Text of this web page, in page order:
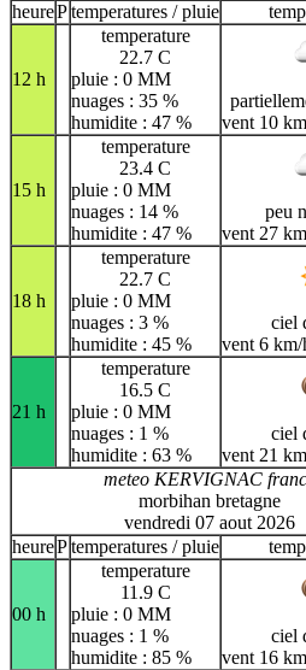
heurePtemperatures / pluie
12 h
temperature
22.7 C
pluie : 0 MM
nuages : 35 %
humidite : 47 %
vent 10
15 h
temperature
23.4 C
pluie : 0 MM
nuages : 14 %
humidite : 47 %
peu
vent 27
18 h
temperature
22.7 C
pluie : 0 MM
nuages : 3 %
humidite : 45 %
ciel
vent 6 km/
21 h
temperature
16.5 C
pluie : 0 MM
nuages : 1 %
humidite : 63 %
ciel
vent 21
meteo KERVIGNAC
morbihan bretagne
vendredi 07 aout 2026
heurePtemperatures / pluie
00 h
temperature
11.9 C
pluie : 0 MM
nuages : 1 %
humidite : 85 %
ciel
vent 16